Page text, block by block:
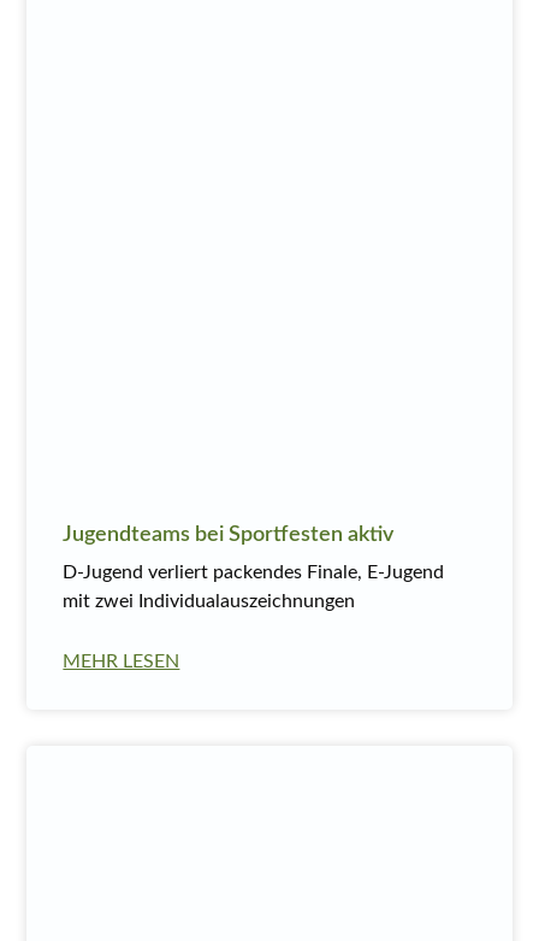
Jugendteams bei Sportfesten aktiv
D-Jugend verliert packendes Finale, E-Jugend
mit zwei Individualauszeichnungen
MEHR LESEN